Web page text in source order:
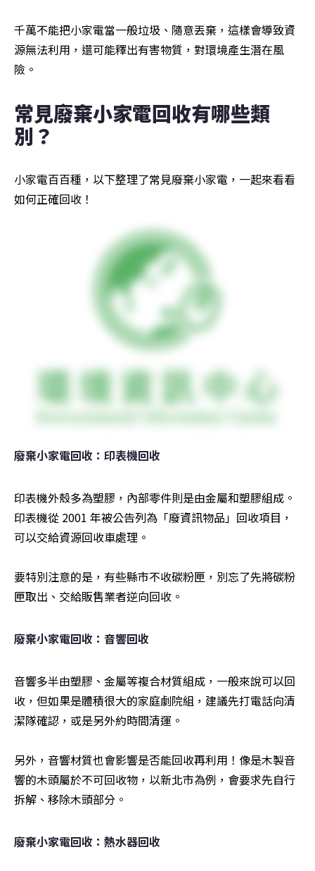
千萬不能把小家電當一般垃圾、隨意丟棄，這樣會導致資
源無法利用，還可能釋出有害物質，對環境產生潛在風
險。
常見廢棄小家電回收有哪些類
別？
小家電百百種，以下整理了常見廢棄小家電，一起來看看
如何正確回收！
廢棄小家電回收：印表機回收
印表機外殼多為塑膠，內部零件則是由金屬和塑膠組成。
印表機從 2001 年被公告列為「廢資訊物品」回收項目，
可以交給資源回收車處理。
要特別注意的是，有些縣市不收碳粉匣，別忘了先將碳粉
匣取出、交給販售業者逆向回收。
廢棄小家電回收：音響回收
音響多半由塑膠、金屬等複合材質組成，一般來說可以回
收，但如果是體積很大的家庭劇院組，建議先打電話向清
潔隊確認，或是另外約時間清運。
另外，音響材質也會影響是否能回收再利用！像是木製音
響的木頭屬於不可回收物，以新北市為例，會要求先自行
拆解、移除木頭部分。
廢棄小家電回收：熱水器回收